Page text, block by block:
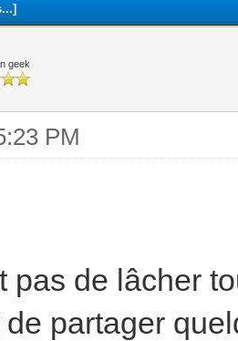
geek
PM
pas de lâcher
partager